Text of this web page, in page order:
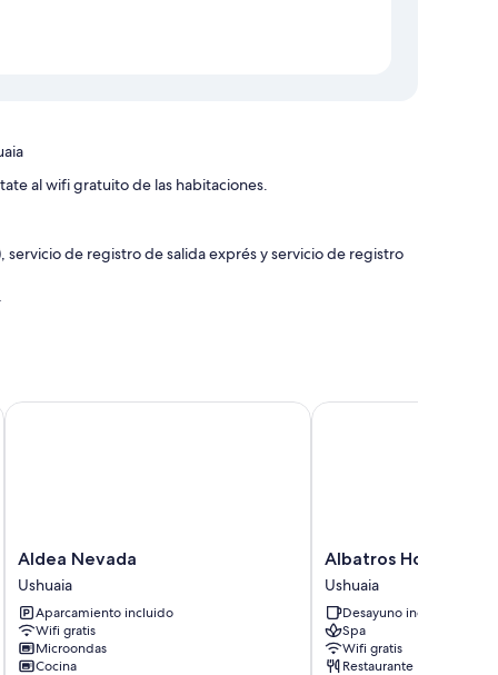
al wifi gratuito de las habitaciones.
de registro de salida exprés y servicio de registro
entre las que se incluyen sábanas de alta
independientes
Aldea
Nevada
Ushuaia
Aldea Nevada
Ushuaia
Aparcamiento incluido
Wifi gratis
Microondas
Cocina
Aldea Nevada
Albatros
Hotel
Ushuaia
Albatros Hotel
Ushuaia
Desayuno incluido
Spa
Wifi gratis
Restaurante
Albatros Hotel